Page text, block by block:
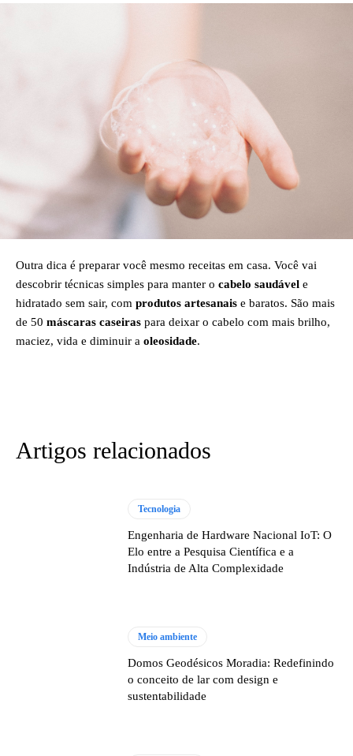
Outra dica é preparar você mesmo receitas em casa. Você vai
descobrir técnicas simples para manter o cabelo saudável e
hidratado sem sair, com produtos artesanais e baratos. São mais
de 50 máscaras caseiras para deixar o cabelo com mais brilho,
maciez, vida e diminuir a oleosidade.
Artigos relacionados
Tecnologia
Engenharia de Hardware Nacional IoT: O
Elo entre a Pesquisa Científica e a
Indústria de Alta Complexidade
Meio ambiente
Domos Geodésicos Moradia: Redefinindo
o conceito de lar com design e
sustentabilidade